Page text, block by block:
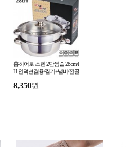
홈히어로 스텐 2단찜솥 28cm/I
H 인덕션겸용/찜기+냄비/전골
답례품 선물세트
8,350원